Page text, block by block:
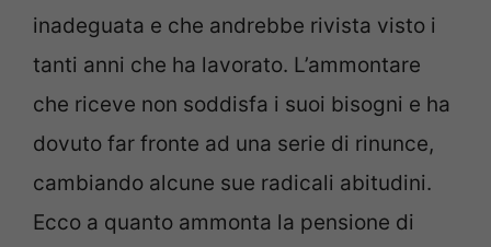
inadeguata e che andrebbe rivista visto i
tanti anni che ha lavorato. L’ammontare
che riceve non soddisfa i suoi bisogni e ha
dovuto far fronte ad una serie di rinunce,
cambiando alcune sue radicali abitudini.
Ecco a quanto ammonta la pensione di